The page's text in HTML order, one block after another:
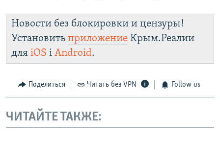
Новости без блокировки и цензуры!
Установить приложение Крым.Реалии
для iOS і Android.
Поделиться Читать без VPN Follow us
ЧИТАЙТЕ ТАКЖЕ: